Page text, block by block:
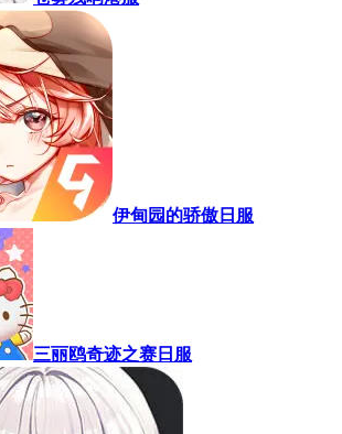
伊甸园的骄傲日服
三丽鸥奇迹之赛日服